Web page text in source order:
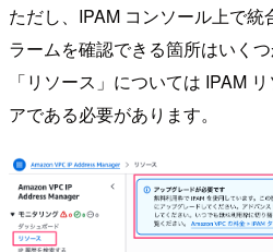
ただし、IPAM コンソール上で統
ラームを確認できる箇所はいく
「リソース」については IPAM
アである必要があります。